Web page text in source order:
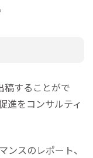
稿することがで
進をコンサルティ
スのレポート、